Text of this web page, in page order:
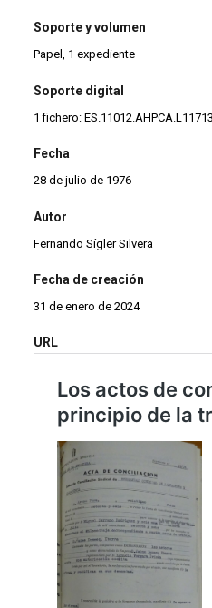
Soporte y volumen
Papel, 1 expediente
Soporte digital
1 fichero:
Fecha
28 de julio de 1976
Autor
Fernando Sígler Silvera
Fecha de creación
31 de enero de 2024
URL